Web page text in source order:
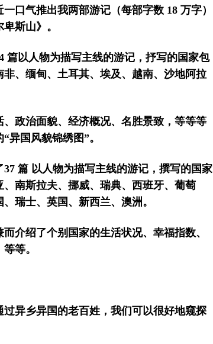
口气推出我两部游记（每部字数 18 万字）
斯山》。
篇以人物为描写主线的游记，抒写的国家包
、缅甸、土耳其、埃及、越南、沙地阿拉
政治面貌、经济概况、名胜景致，等等等
异国风貌锦绣图”。
37 篇 以人物为描写主线的游记，撰写的国家
南斯拉夫、挪威、瑞典、西班牙、葡萄
瑞士、英国、新西兰、澳洲。
介绍了个别国家的生活状况、幸福指数、
等。
异乡异国的老百姓，我们可以很好地窥探